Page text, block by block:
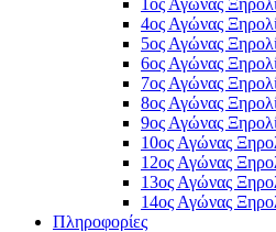
1ος Αγώνας
4ος Αγώνας
5ος Αγώνας
6ος Αγώνας
7ος Αγώνας
8ος Αγώνας
9ος Αγώνας
10ος Αγώνας
12ος Αγώνας
13ος Αγώνας
14ος Αγώνας
Πληροφορίες